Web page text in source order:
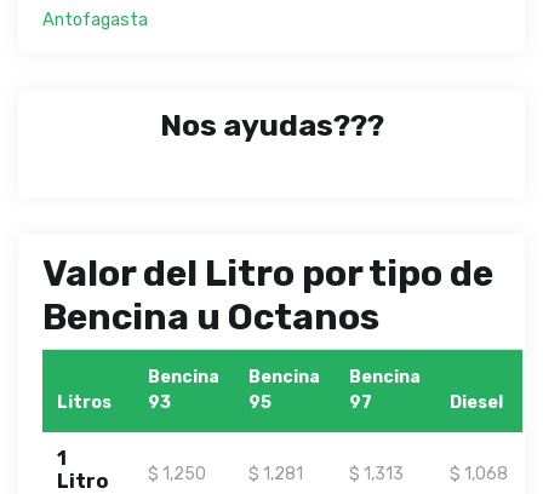
Antofagasta
Nos ayudas???
Valor del Litro por tipo de
Bencina u Octanos
Litros
Bencina
93
Bencina
95
Bencina
97
Diesel
1
Litro
$ 1,250 $ 1,281 $ 1,313 $ 1,068